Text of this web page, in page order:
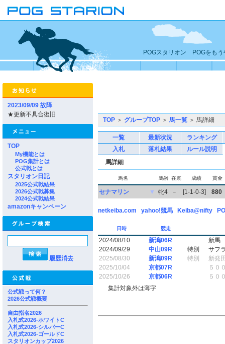
POGスタリオン POGをもう
2023/09/09 故障
★更新不具合復旧
TOP
My機能とは
POG集計とは
公式戦とは
スタリオン日記
2025公式戦結果
2026公式戦募集
2024公式戦結果
amazonキャンペーン
履歴消去
公式戦って何？
2026公式戦概要
自由指名2026
入札式2026-ホワイトC
入札式2026-シルバーC
入札式2026-ゴールドC
スタリオンカップ2026
TOP ＞ グループTOP ＞ 馬一覧 ＞ 馬詳細
一覧 最新状況
ランキング
入札
落札結果
ルール説明
馬詳細
馬名 馬齢 在厩 成績 賞金
セナマリン ▼ 牝4 － [1-1-0-3] 880
netkeiba.com yahoo!競馬 Keiba@nifty
日時 競走
2024/08/10 新潟06R
新馬
2024/09/29
中山09R 特別
サフ
2025/08/30
新潟09R 特別
新発
2025/10/04
京都07R
５０
2025/10/26
京都06R
５０
集計対象外は薄字